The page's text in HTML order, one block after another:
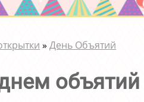
»День Объятий
объятий